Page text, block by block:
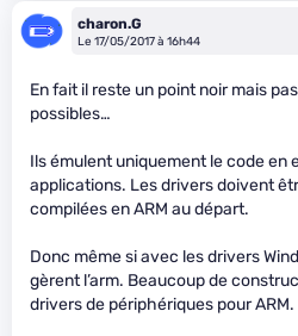
charon.G
Le 17/05/2017 à 16h44
En fait il reste un point noir mais
possibles…
Ils émulent uniquement le code en
applications. Les drivers doivent
compilées en ARM au départ.
Donc même si avec les drivers
gèrent l’arm. Beaucoup de
drivers de périphériques pour ARM.